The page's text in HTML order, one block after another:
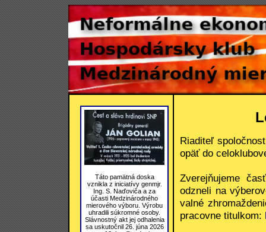
Táto pamätná doska
vznikla z iniciatívy genmjr.
Ing. S. Naďoviča a za
účasti Medzinárodného
mierového výboru. Výrobu
uhradili súkromné osoby.
Slávnostný akt jej odhalenia
sa uskutočnil 26. júna 2026
Riaditeľ
opäť do
Zverejňujeme
odzneli na
valné
pracovne titulkom: